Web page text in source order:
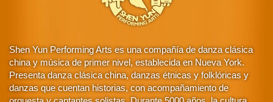
Shen Yun Performing Arts es una compañía de danza clásica
china y música de primer nivel, establecida en Nueva York.
Presenta danza clásica china, danzas étnicas y folklóricas y
danzas que cuentan historias, con acompañamiento de